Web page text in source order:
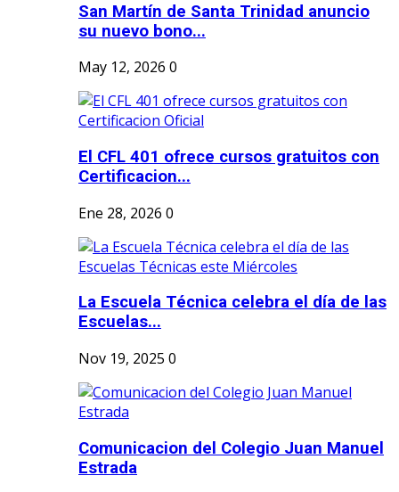
San Martín de Santa Trinidad anuncio
su nuevo bono...
May 12, 2026 0
El CFL 401 ofrece cursos gratuitos con
Certificacion...
Ene 28, 2026 0
La Escuela Técnica celebra el día de las
Escuelas...
Nov 19, 2025 0
Comunicacion del Colegio Juan Manuel
Estrada